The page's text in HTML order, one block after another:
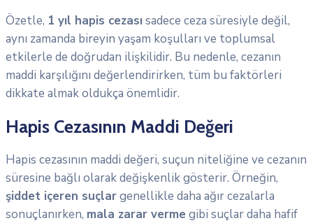
Özetle, 1 yıl hapis cezası sadece ceza süresiyle değil,
aynı zamanda bireyin yaşam koşulları ve toplumsal
etkilerle de doğrudan ilişkilidir. Bu nedenle, cezanın
maddi karşılığını değerlendirirken, tüm bu faktörleri
dikkate almak oldukça önemlidir.
Hapis Cezasının Maddi Değeri
Hapis cezasının maddi değeri, suçun niteliğine ve cezanın
süresine bağlı olarak değişkenlik gösterir. Örneğin,
şiddet içeren suçlargenellikle daha ağır cezalarla
sonuçlanırken, mala zarar verme gibi suçlar daha hafif